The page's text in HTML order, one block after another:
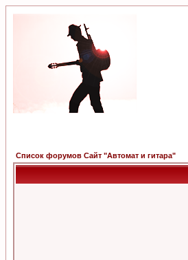
Список форумов Сайт "Автомат и гитара"